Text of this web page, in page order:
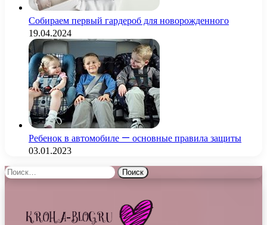
Собираем первый гардероб для новорожденного
19.04.2024
Ребенок в автомобиле — основные правила защиты
03.01.2023
Найти: